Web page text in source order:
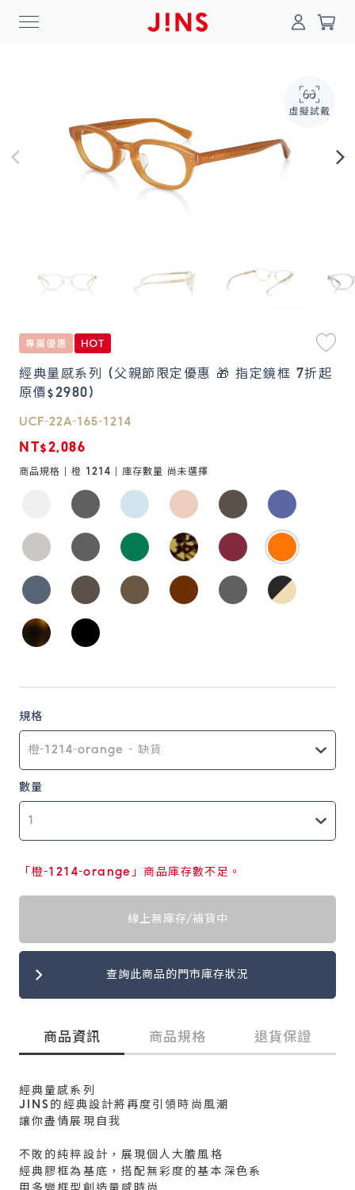
登入/註冊 門市一覽 我的最愛
Collection
Online Shop
鏡片說明
Lens
常見問題
0
經典量感系列 (父親節限定優惠 🎁 指定鏡框 7折起
原價$2980)
UCF-22A-165-1214
NT$2,086
商品規格 | 橙 1214 | 庫存數量 尚未選擇
規格
數量
「橙-1214-orange」商品庫存數不足。
線上無庫存/補貨中
查詢此商品的門市庫存狀況
商品資訊 商品規格 退貨保證
經典量感系列
JINS的經典設計將再度引領時尚風潮
讓你盡情展現自我
不敗的純粹設計，展現個人大膽風格
經典膠框為基底，搭配無彩度的基本深色系